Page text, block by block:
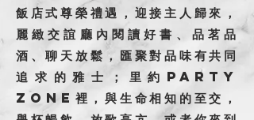
飯店式尊榮禮遇，迎接主人歸來，
麗緻交誼廳內閱讀好書、品茗品
酒、聊天放鬆，匯聚對品味有共同
追求的雅士；里約party
zone裡，與生命相知的至交，